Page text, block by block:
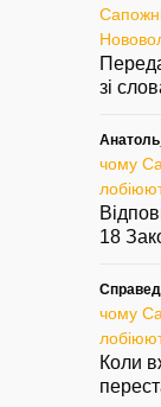
зі
чому
18
чому
Коли